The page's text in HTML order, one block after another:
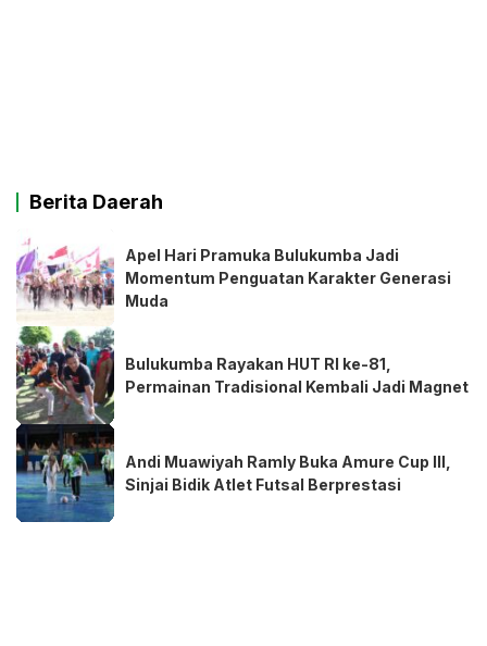
Berita Daerah
Apel Hari Pramuka Bulukumba Jadi
Momentum Penguatan Karakter Generasi
Muda
Bulukumba Rayakan HUT RI ke-81,
Permainan Tradisional Kembali Jadi Magnet
Andi Muawiyah Ramly Buka Amure Cup III,
Sinjai Bidik Atlet Futsal Berprestasi